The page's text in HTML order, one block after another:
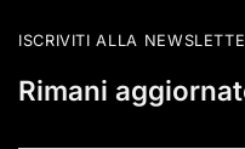
ISCRIVITI ALLA
Rimani